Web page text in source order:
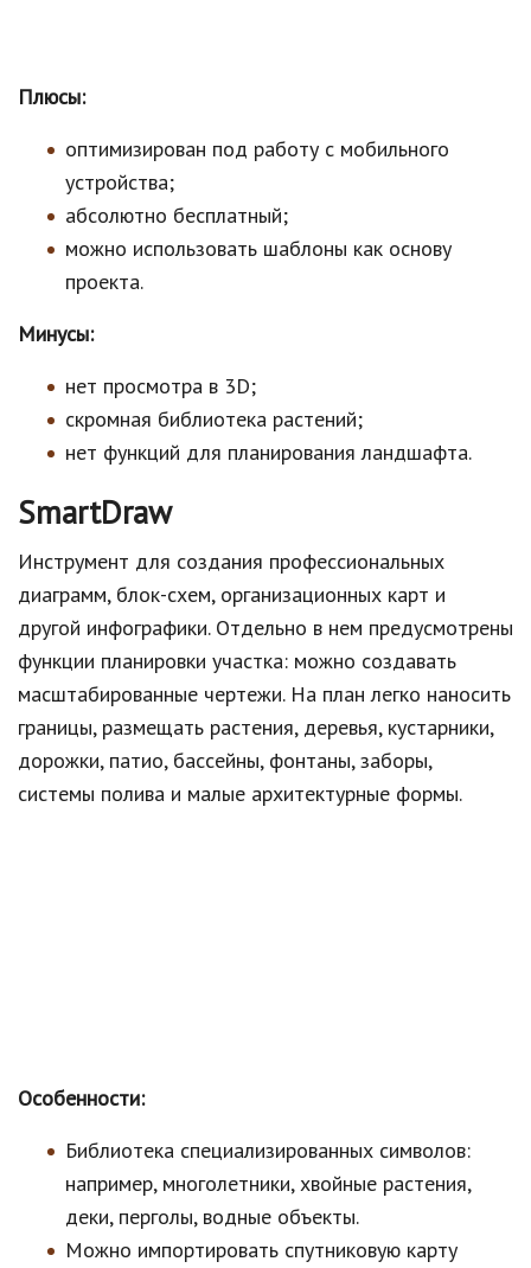
Плюсы:
оптимизирован под работу с мобильного
устройства;
абсолютно бесплатный;
можно использовать шаблоны как основу
проекта.
Минусы:
нет просмотра в 3D;
скромная библиотека растений;
нет функций для планирования ландшафта.
SmartDraw
Инструмент для создания профессиональных
диаграмм, блок-схем, организационных карт и
другой инфографики. Отдельно в нем предусмотрены
функции планировки участка: можно создавать
масштабированные чертежи. На план легко наносить
границы, размещать растения, деревья, кустарники,
дорожки, патио, бассейны, фонтаны, заборы,
системы полива и малые архитектурные формы.
Особенности:
Библиотека специализированных символов:
например, многолетники, хвойные растения,
деки, перголы, водные объекты.
Можно импортировать спутниковую карту